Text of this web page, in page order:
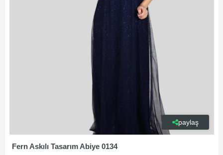
paylaş
Fern Askılı Tasarım Abiye 0134